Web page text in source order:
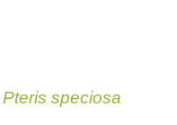
Pteris speciosa